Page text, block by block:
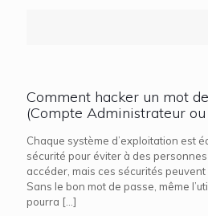
Comment hacker un mot
(Compte Administrateur ou
Chaque système d’exploitation est
sécurité pour éviter à des
accéder, mais ces sécurités
Sans le bon mot de passe, même
pourra […]